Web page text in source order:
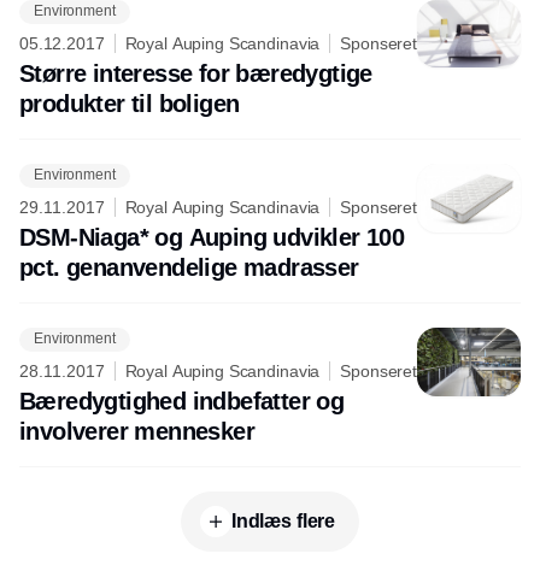
Environment
05.12.2017 Royal Auping Scandinavia Sponseret
Større interesse for bæredygtige
produkter til boligen
Environment
29.11.2017 Royal Auping Scandinavia Sponseret
DSM-Niaga* og Auping udvikler 100
pct. genanvendelige madrasser
Environment
28.11.2017 Royal Auping Scandinavia Sponseret
Bæredygtighed indbefatter og
involverer mennesker
Indlæs flere